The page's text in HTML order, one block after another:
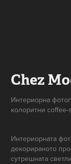
Chez
Интериорна
колоритни
Интериорната
декорираното
сутрешната